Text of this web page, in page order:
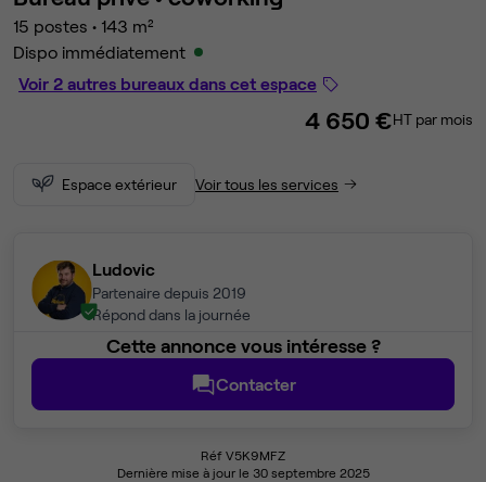
15 postes • 143 m²
Dispo immédiatement
Voir 2 autres bureaux dans cet espace
4 650 €HT par mois
Espace extérieur Voir tous les services
Ludovic
Partenaire depuis 2019
Répond dans la journée
Cette annonce vous intéresse ?
Contacter
Réf V5K9MFZ
Dernière mise à jour le 30 septembre 2025